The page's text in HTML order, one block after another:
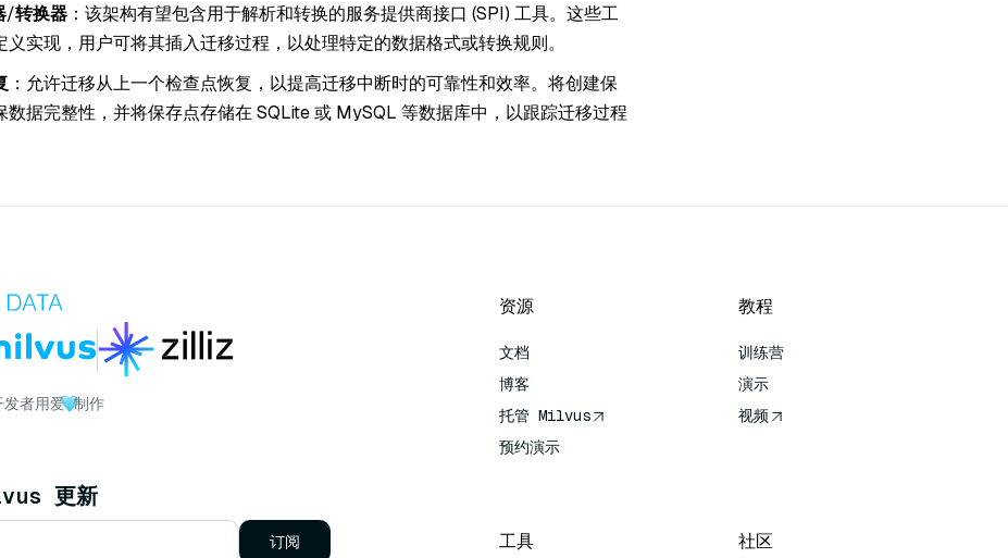
/转换器 ：该架构有望包含用于解析和转换的服务提供商接口 (SPI) 工具。这些工
义实现，用户可将其插入迁移过程，以处理特定的数据格式或转换规则。
：允许迁移从上一个检查点恢复，以提高迁移中断时的可靠性和效率。将创建保
数据完整性，并将保存点存储在 SQLite 或 MySQL 等数据库中，以跟踪迁移过程
发者用爱 制作
更新
订阅
资源
文档
博客
托管 Milvus
预约演示
教程
训练营
演示
视频
工具 社区